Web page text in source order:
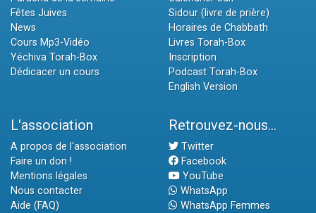
Fêtes Juives
News
Cours Mp3-Vidéo
Yéchiva Torah-Box
Dédicacer un cours
Sidour (livre de prière)
Horaires de Chabbath
Livres Torah-Box
Inscription
Podcast Torah-Box
English Version
L'association
A propos de l'association
Faire un don !
Mentions légales
Nous contacter
Aide (FAQ)
Retrouvez-nous...
Twitter
Facebook
YouTube
WhatsApp
WhatsApp Femmes